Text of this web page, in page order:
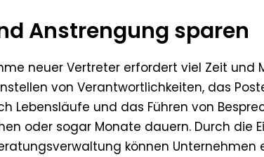
Anstrengung sparen
neuer Vertreter erfordert viel Zeit und
von Verantwortlichkeiten, das
Lebensläufe und das Führen von
oder sogar Monate dauern. Durch die
können Unternehmen